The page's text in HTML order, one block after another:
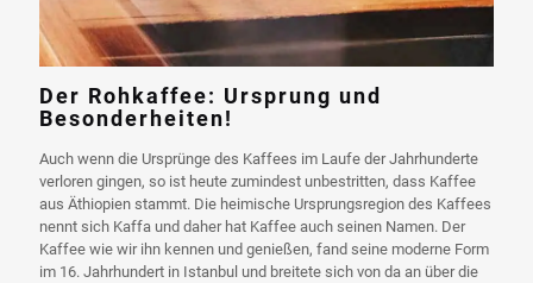
Der Rohkaffee: Ursprung und
Besonderheiten!
Auch wenn die Ursprünge des Kaffees im Laufe der Jahrhunderte
verloren gingen, so ist heute zumindest unbestritten, dass Kaffee
aus Äthiopien stammt. Die heimische Ursprungsregion des Kaffees
nennt sich Kaffa und daher hat Kaffee auch seinen Namen. Der
Kaffee wie wir ihn kennen und genießen, fand seine moderne Form
im 16. Jahrhundert in Istanbul und breitete sich von da an über die